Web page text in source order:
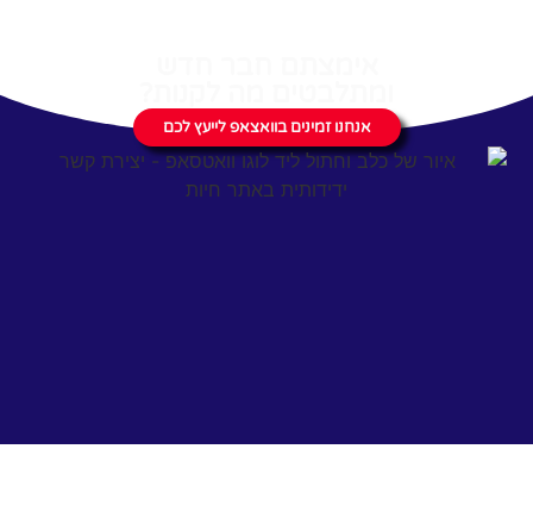
אנחנו זמינים בוואצאפ לייעץ לכם